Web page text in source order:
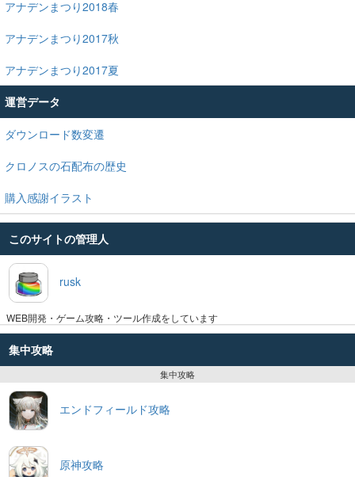
アナデンまつり2018春
アナデンまつり2017秋
アナデンまつり2017夏
運営データ
ダウンロード数変遷
クロノスの石配布の歴史
購入感謝イラスト
このサイトの管理人
rusk
開発・ゲーム攻略・ツール作成をしています
集中攻略
集中攻略
エンドフィールド攻略
原神攻略